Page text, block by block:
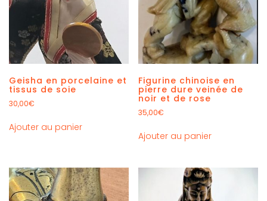
Geisha en porcelaine et
tissus de soie
30,00€
Ajouter au panier
Figurine chinoise en
pierre dure veinée de
noir et de rose
35,00€
Ajouter au panier